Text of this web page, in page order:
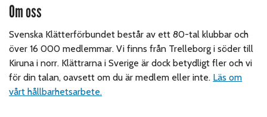
Om oss
Svenska Klätterförbundet består av ett 80-tal klubbar och
över 16 000 medlemmar. Vi finns från Trelleborg i söder till
Kiruna i norr. Klättrarna i Sverige är dock betydligt fler och vi
för din talan, oavsett om du är medlem eller inte. Läs om
vårt hållbarhetsarbete.